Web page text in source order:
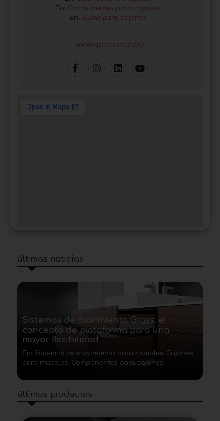
En: Componentes para cajones
En: Guías para cajones
www.grass.eu/en/
últimas noticias
Sistemas de movimiento Grass: el
concepto de plataforma para una
mayor flexibilidad
En: Sistemas de movimiento para muebles, Cajones
para muebles, Componentes para cajones
últimos productos